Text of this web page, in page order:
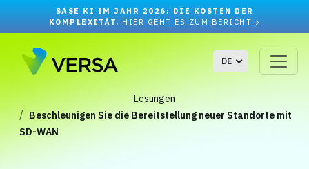
SASE KI IM JAHR 2026: DIE KOSTEN DER
KOMPLEXITÄT. HIER GEHT ES ZUM BERICHT >
DE
Lösungen
Beschleunigen Sie die Bereitstellung neuer Standorte mit
SD-WAN